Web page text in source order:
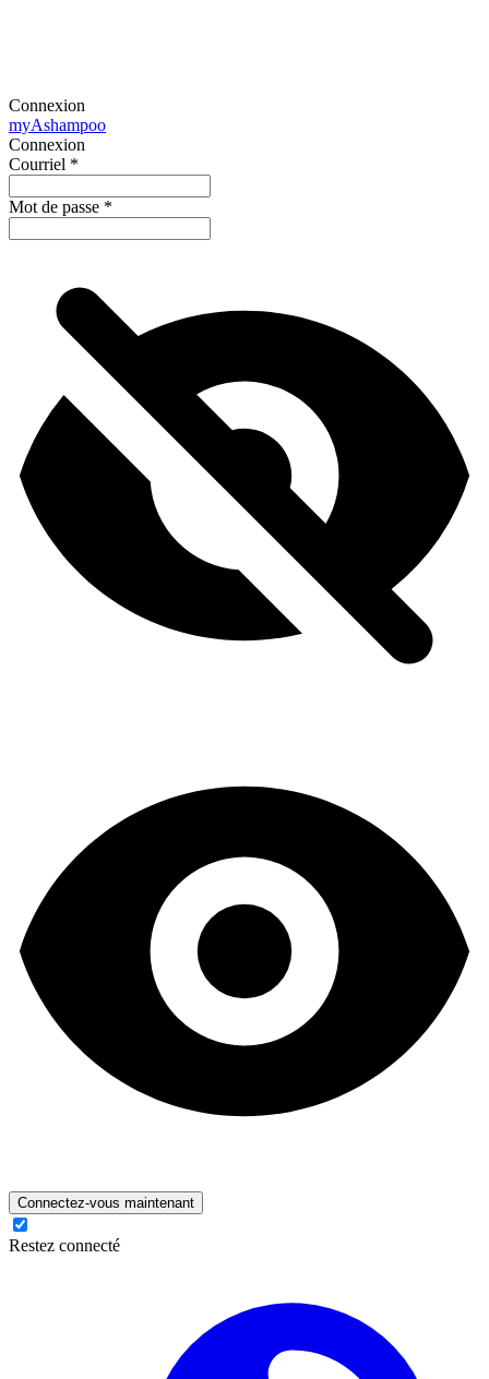
Connexion
myAshampoo
Connexion
Courriel *
Mot de passe *
Connectez-vous maintenant
Restez connecté